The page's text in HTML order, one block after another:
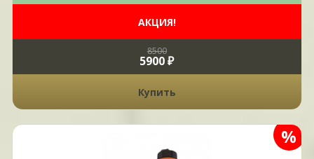
АКЦИЯ!
8500
5900 ₽
Купить
%